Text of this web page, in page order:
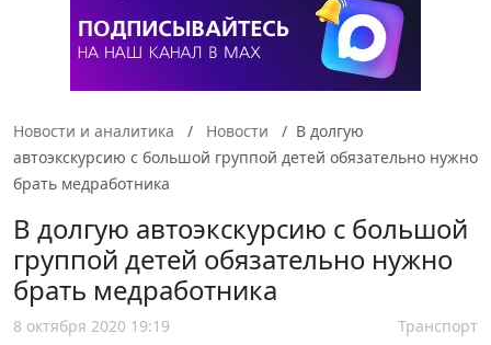
Новости и аналитика Новости
В долгую
автоэкскурсию с большой группой детей обязательно нужно
брать медработника
В долгую автоэкскурсию с большой
группой детей обязательно нужно
брать медработника
8 октября 2020 19:19 Транспорт